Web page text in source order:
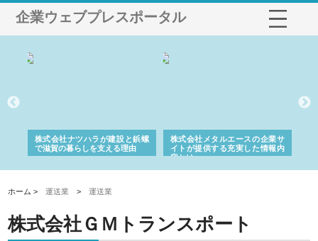
企業ウェブプレスポータル
株式会社ナツハラが建設と鋲螺
で滋賀の暮らしを支える理由
株式会社メタルエースの企業サ
イトが提供する充実した情報内
容とは
ホーム >運送業 >運送業
株式会社ＧＭトランスポート